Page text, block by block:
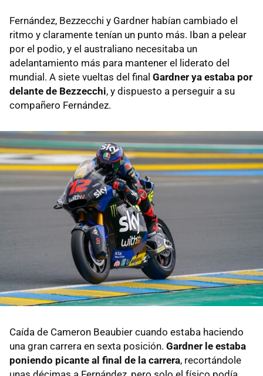
Fernández, Bezzecchi y Gardner habían cambiado el
ritmo y claramente tenían un punto más. Iban a pelear
por el podio, y el australiano necesitaba un
adelantamiento más para mantener el liderato del
mundial. A siete vueltas del final Gardner ya estaba por
delante de Bezzecchi, y dispuesto a perseguir a su
compañero Fernández.
Caída de Cameron Beaubier cuando estaba haciendo
una gran carrera en sexta posición. Gardner le estaba
poniendo picante al final de la carrera, recortándole